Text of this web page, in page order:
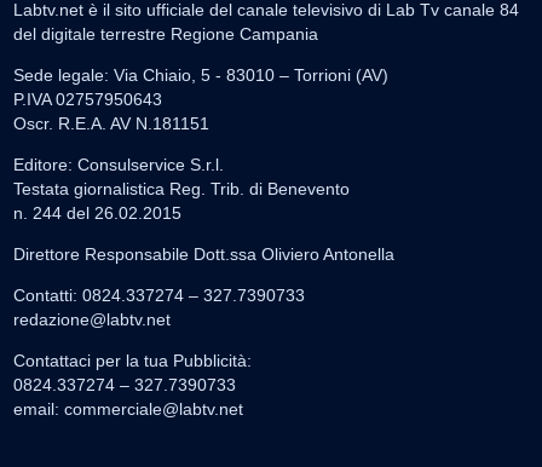
Labtv.net è il sito ufficiale del canale televisivo di Lab Tv canale 84
del digitale terrestre Regione Campania
Sede legale: Via Chiaio, 5 - 83010 – Torrioni (AV)
P.IVA 02757950643
Oscr. R.E.A. AV N.181151
Editore: Consulservice S.r.l.
Testata giornalistica Reg. Trib. di Benevento
n. 244 del 26.02.2015
Direttore Responsabile Dott.ssa Oliviero Antonella
Contatti: 0824.337274 – 327.7390733
redazione@labtv.net
Contattaci per la tua Pubblicità:
0824.337274 – 327.7390733
email: commerciale@labtv.net